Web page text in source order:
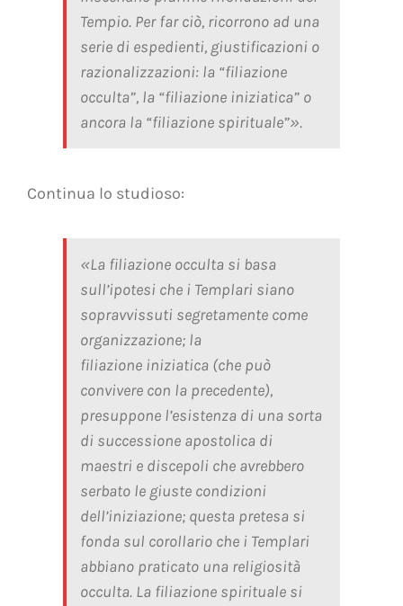
Tempio. Per far ciò, ricorrono ad una
serie di espedienti, giustificazioni o
razionalizzazioni: la “filiazione
occulta”, la “filiazione iniziatica” o
ancora la “filiazione spirituale”».
Continua lo studioso:
«La filiazione occulta si basa
sull’ipotesi che i Templari siano
sopravvissuti segretamente come
organizzazione; la
filiazione iniziatica (che può
convivere con la precedente),
presuppone l’esistenza di una sorta
di successione apostolica di
maestri e discepoli che avrebbero
serbato le giuste condizioni
dell’iniziazione; questa pretesa si
fonda sul corollario che i Templari
abbiano praticato una religiosità
occulta. La filiazione spiritualesi